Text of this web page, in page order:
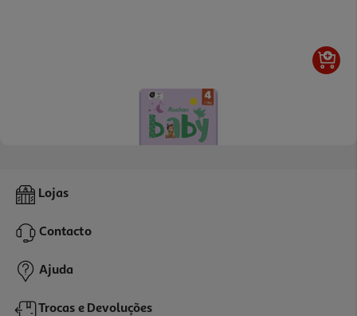
Fraldas Auchan Baby T4 7-18kg 45un
6,49 €
Lojas
Contacto
Ajuda
Trocas e Devoluções